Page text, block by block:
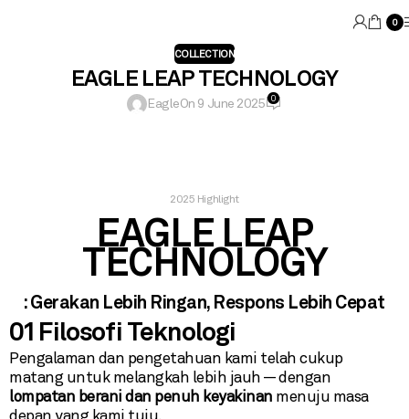
0
COLLECTION
EAGLE LEAP TECHNOLOGY
EagleOn 9 June 2025 0
2025 Highlight
EAGLE LEAP
TECHNOLOGY
: Gerakan Lebih Ringan, Respons Lebih Cepat
01 Filosofi Teknologi
Pengalaman dan pengetahuan kami telah cukup
matang untuk melangkah lebih jauh — dengan
lompatan berani dan penuh keyakinan menuju masa